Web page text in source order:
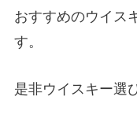
おすすめのウイス
す。
是非ウイスキー選